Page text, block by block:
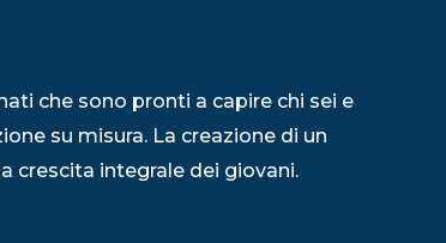
che sono pronti a capire chi sei e
su misura. La creazione di un
crescita integrale dei giovani.